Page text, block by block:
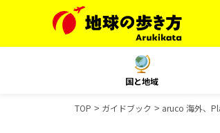
国と地域
TOP ガイドブック aruco 海外、